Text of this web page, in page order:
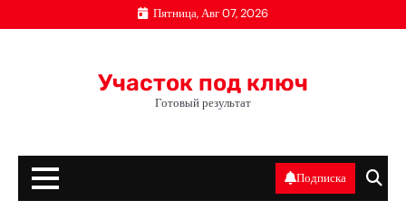
к
Пятница, Авг 07, 2026
Участок под ключ
Готовый результат
Подписка